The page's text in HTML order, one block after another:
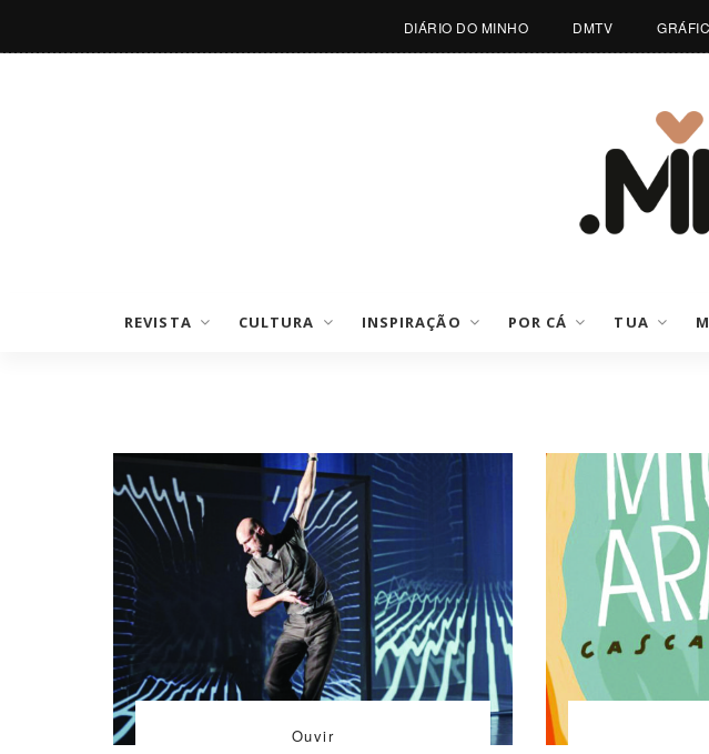
DIÁRIO DO MINHO DMTV
REVISTA CULTURA INSPIRAÇÃO POR CÁ TUA
Ouvir